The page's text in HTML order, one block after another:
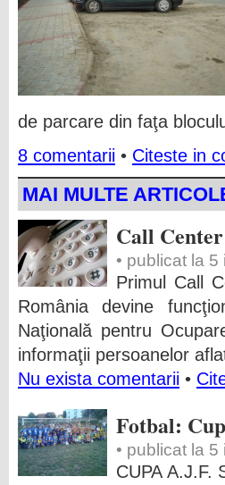
de parcare din faţa
8 comentarii • Citeste in
MAI MULTE
Call
• publicat la 5
Primul Call
România devine
Naţională pentru
informaţii persoanelor
Nu exista comentarii •
Fotbal:
• publicat la 5
CUPA A.J.F.